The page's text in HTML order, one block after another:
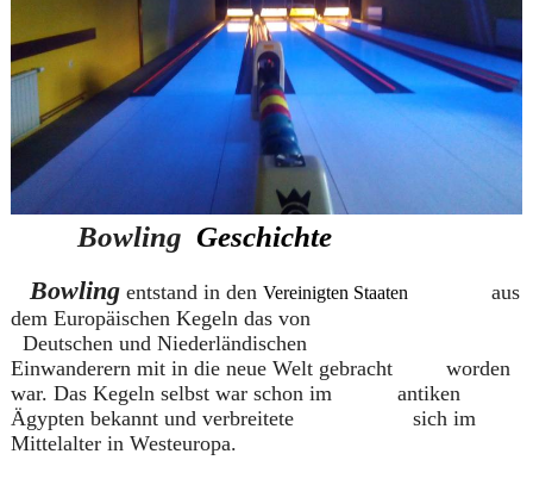
Bowling Geschichte
Bowling entstand in den Vereinigten Staaten
aus
dem Europäischen Kegeln das von
Deutschen und Niederländischen
Einwanderern mit in die neue Welt gebracht worden
war. Das Kegeln selbst war schon im antiken
Ägypten bekannt und verbreitete sich im
Mittelalter in Westeuropa.